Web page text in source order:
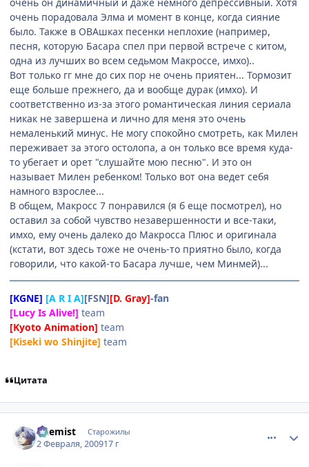
очень порадовала Элма и момент в конце, когда сияние
было. Также в ОВАшках песенки неплохие (например,
песня, которую Басара спел при первой встрече с китом,
одна из лучших во всем седьмом Макроссе, имхо)..
Вот только гг мне до сих пор не очень приятен... Тормозит
еще больше прежнего, да и вообще дурак (имхо). И
соответственно из-за этого романтическая линия сериала
никак не завершена и лично для меня это очень
немаленький минус. Не могу спокойно смотреть, как Милен
переживает за этого остолопа, а он только все время куда-
то убегает и орет "слушайте мою песню". И это он
называет Милен ребенком! Только вот она ведет себя
намного взрослее...
В общем, Макросс 7 понравился (я б еще посмотрел), но
оставил за собой чувство незавершенности и все-таки,
имхо, ему очень далеко до Макросса Плюс и оригинала
(кстати, вот здесь тоже не очень-то приятно было, когда
говорили, что какой-то Басара лучше, чем Минмей)...
[KGNE] [A R I A][FSN][D. Gray]-fan
[Lucy Is Alive!] team
[Kyoto Animation] team
[Kiseki wo Shinjite] team
Цитата
Chemist Старожилы
2 Февраля, 200917 г